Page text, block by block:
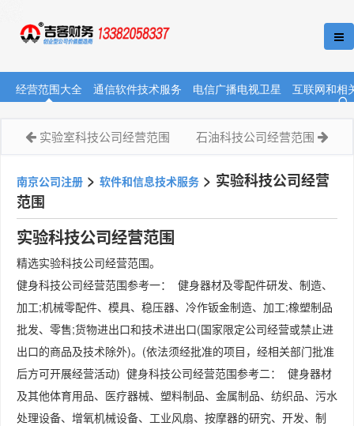
经营范围大全 通信软件技术服务 电信广播电视卫星 互联网和相
实验室科技公司经营范围 石油科技公司经营范围
南京公司注册 > 软件和信息技术服务 > 实验科技公司经营
范围
实验科技公司经营范围
精选实验科技公司经营范围。
健身科技公司经营范围参考一： 健身器材及零配件研发、制造、
加工;机械零配件、模具、稳压器、冷作钣金制造、加工;橡塑制品
批发、零售;货物进出口和技术进出口(国家限定公司经营或禁止进
出口的商品及技术除外)。(依法须经批准的项目，经相关部门批准
后方可开展经营活动) 健身科技公司经营范围参考二： 健身器材
及其他体育用品、医疗器械、塑料制品、金属制品、纺织品、污水
处理设备、增氧机械设备、工业风扇、按摩器的研究、开发、制